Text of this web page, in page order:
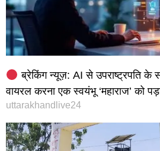
ब्रेकिंग न्यूज़: AI से उपराष्ट्रपति के
वायरल करना एक स्वयंभू ‘महाराज’ को
uttarakhandlive24